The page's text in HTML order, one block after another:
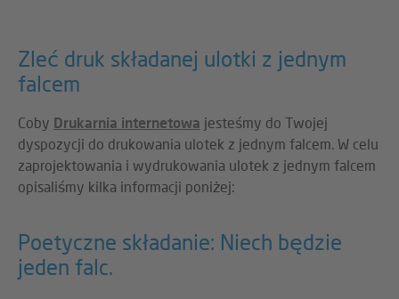
Zleć druk składanej ulotki z jednym
falcem
Coby Drukarnia internetowa jesteśmy do Twojej
dyspozycji do drukowania ulotek z jednym falcem. W celu
zaprojektowania i wydrukowania ulotek z jednym falcem
opisaliśmy kilka informacji poniżej:
Poetyczne składanie: Niech będzie
jeden falc.